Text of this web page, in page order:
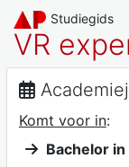
Studiegids
VR
Komt voor in:
Bachelor